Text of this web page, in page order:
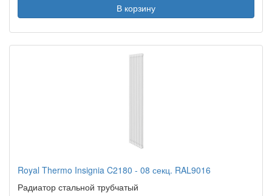
В корзину
Royal Thermo Insignia C2180 - 08 секц. RAL9016
Радиатор стальной трубчатый